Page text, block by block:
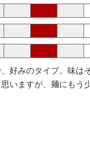
好みのタイプ。味は
いますが、麺にも